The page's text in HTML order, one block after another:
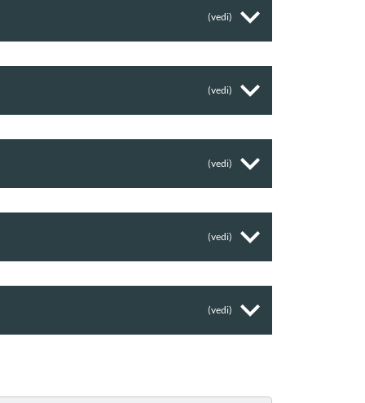
(vedi)
(vedi)
(vedi)
(vedi)
(vedi)